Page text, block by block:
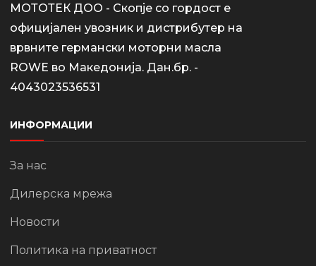
МОТОТЕК ДОО - Скопје со гордост е
официјален увозник и дистрибутер на
врвните германски моторни масла
ROWE во Македонија. Дан.бр. -
4043023536531
ИНФОРМАЦИИ
За нас
Дилерска мрежа
Новости
Политика на приватност